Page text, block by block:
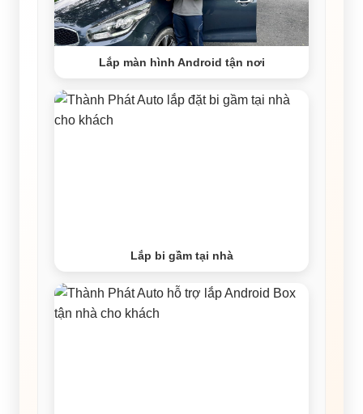
Lắp màn hình Android tận nơi
Lắp bi gầm tại nhà